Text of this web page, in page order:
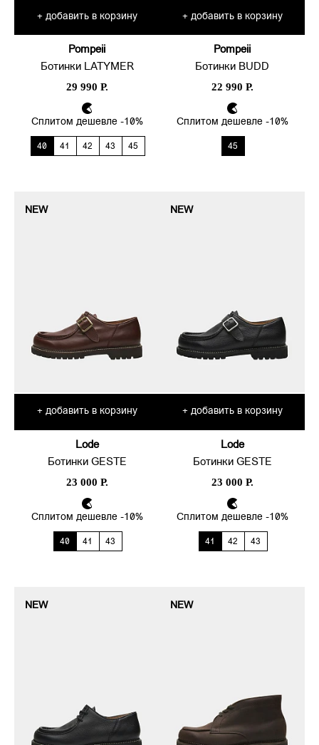
+ добавить в корзину
Pompeii
Ботинки LATYMER
29 990 Р.
Сплитом дешевле -10%
40 41 42 43 45
+ добавить в корзину
Pompeii
Ботинки BUDD
22 990 Р.
Сплитом дешевле -10%
45
NEW
+ добавить в корзину
Lode
Ботинки GESTE
23 000 Р.
Сплитом дешевле -10%
40 41 43
NEW
+ добавить в корзину
Lode
Ботинки GESTE
23 000 Р.
Сплитом дешевле -10%
41 42 43
NEW NEW